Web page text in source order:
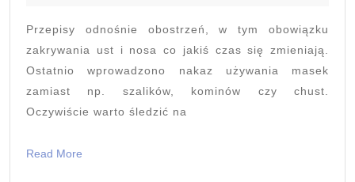
czy
są
wymagane?
Przepisy odnośnie obostrzeń, w tym obowiązku
zakrywania ust i nosa co jakiś czas się zmieniają.
Ostatnio wprowadzono nakaz używania masek
zamiast np. szalików, kominów czy chust.
Oczywiście warto śledzić na
Read More